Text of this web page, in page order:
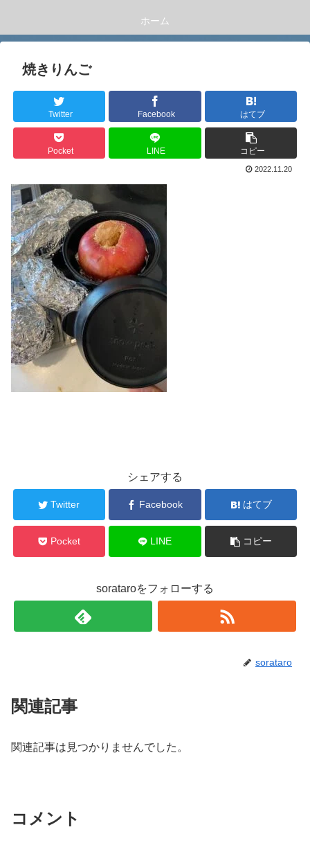
ホーム
焼きりんご
Twitter Facebook はてブ
Pocket LINE コピー
2022.11.20
シェアする
Twitter Facebook はてブ
Pocket LINE コピー
sorataroをフォローする
sorataro
関連記事
関連記事は見つかりませんでした。
コメント